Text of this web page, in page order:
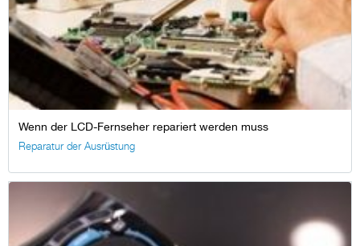
Wenn der LCD-Fernseher repariert werden muss
Reparatur der Ausrüstung